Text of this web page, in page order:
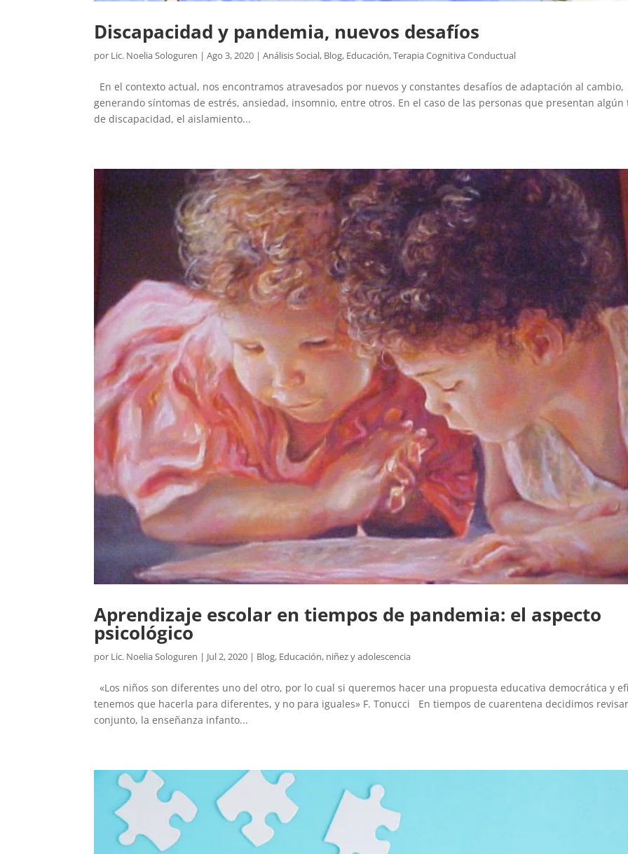
Discapacidad y pandemia, nuevos desafíos
por Lic. Noelia Sologuren |Ago 3, 2020 |Análisis Social, Blog, Educación,Terapia Cognitiva Conductual
En el contexto actual, nos encontramos atravesados por nuevos y constantes desafíos de adaptación al cambio,
generando síntomas de estrés, ansiedad, insomnio, entre otros. En el caso de las personas que presentan algún
de discapacidad, el aislamiento...
Aprendizaje escolar en tiempos de pandemia: el aspecto
psicológico
por Lic. Noelia Sologuren | Jul 2, 2020 | Blog, Educación, niñez y adolescencia
«Los niños son diferentes uno del otro, por lo cual si queremos hacer una propuesta educativa democrática y
tenemos que hacerla para diferentes, y no para iguales» F. Tonucci En tiempos de cuarentena decidimos
conjunto, la enseñanza infanto...